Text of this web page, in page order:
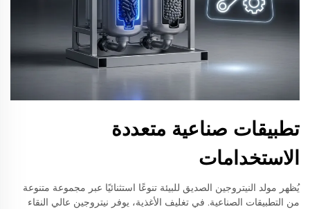
تطبيقات صناعية متعددة
الاستخدامات
يُظهر مولد النيتروجين الصديق للبيئة تنوعًا استثنائيًا عبر مجموعة متنوعة
من التطبيقات الصناعية. في تغليف الأغذية، يوفر نيتروجين عالي النقاء